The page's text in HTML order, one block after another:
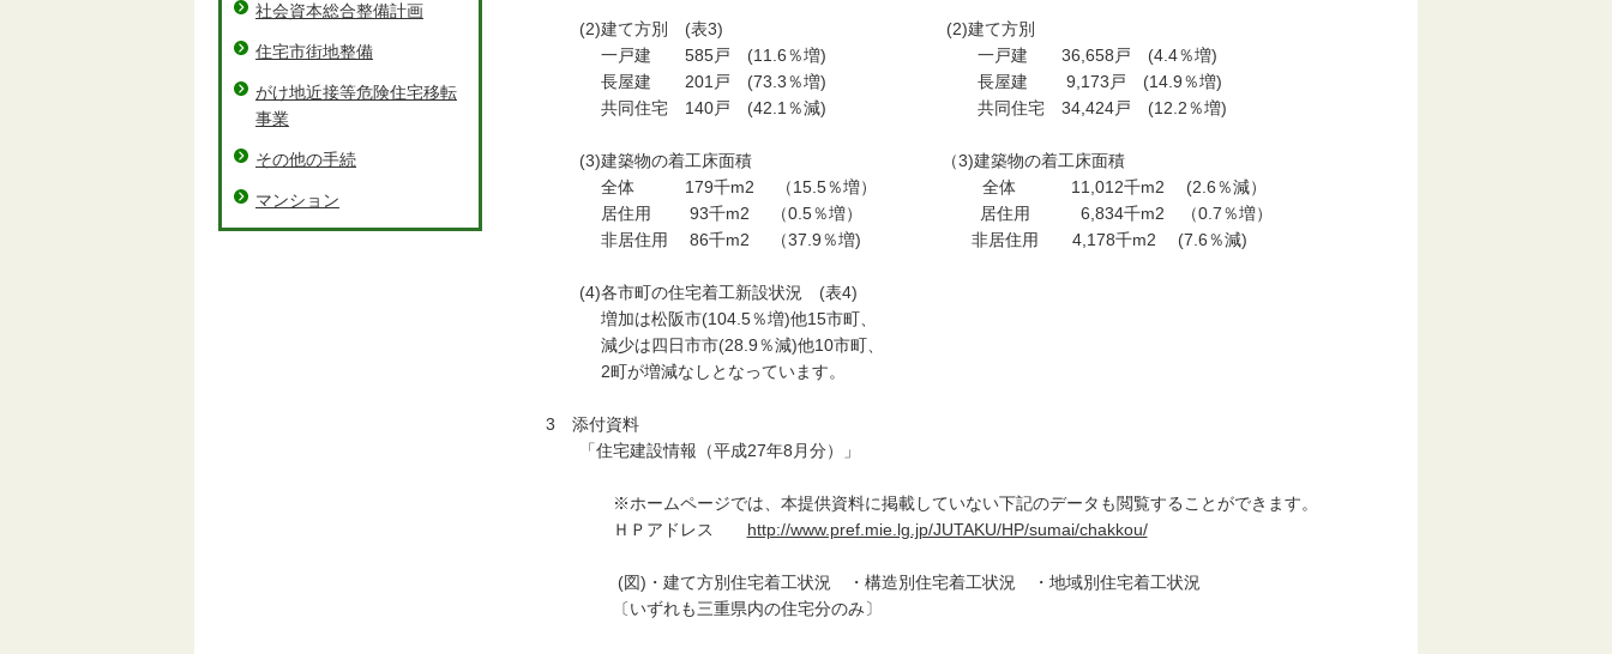
(2)建て方別 (表3) (2)建て方別
一戸建 585戸 (11.6％増) 一戸建 36,658戸 (4.4％増)
長屋建 201戸 (73.3％増) 長屋建 9,173戸 (14.9％増)
共同住宅 140戸 (42.1％減) 共同住宅 34,424戸 (12.2％増)
(3)建築物の着工床面積 （3)建築物の着工床面積
全体 179千m2 （15.5％増） 全体 11,012千m2 (2.6％減）
居住用 93千m2 （0.5％増） 居住用 6,834千m2 （0.7％増）
非居住用 86千m2 （37.9％増) 非居住用 4,178千m2 (7.6％減)
(4)各市町の住宅着工新設状況 (表4)
増加は松阪市(104.5％増)他15市町、
減少は四日市市(28.9％減)他10市町、
2町が増減なしとなっています。
3 添付資料
「住宅建設情報（平成27年8月分）」
※ホームページでは、本提供資料に掲載していない下記のデータも閲覧することができます。
ＨＰアドレス http://www.pref.mie.lg.jp/JUTAKU/HP/sumai/chakkou/
(図)・建て方別住宅着工状況 ・構造別住宅着工状況 ・地域別住宅着工状況
〔いずれも三重県内の住宅分のみ〕
社会資本総合整備計画
住宅市街地整備
がけ地近接等危険住宅移転
事業
その他の手続
マンション